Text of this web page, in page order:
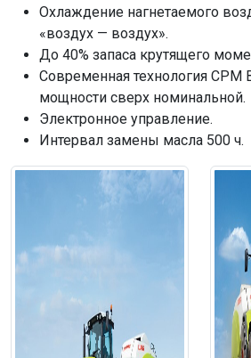
Охлаждение нагнетаемого
«воздух — воздух».
До 40% запаса крутящего
Современная технология CPM
мощности сверх номинальной.
Электронное управление.
Интервал замены масла 500 ч.